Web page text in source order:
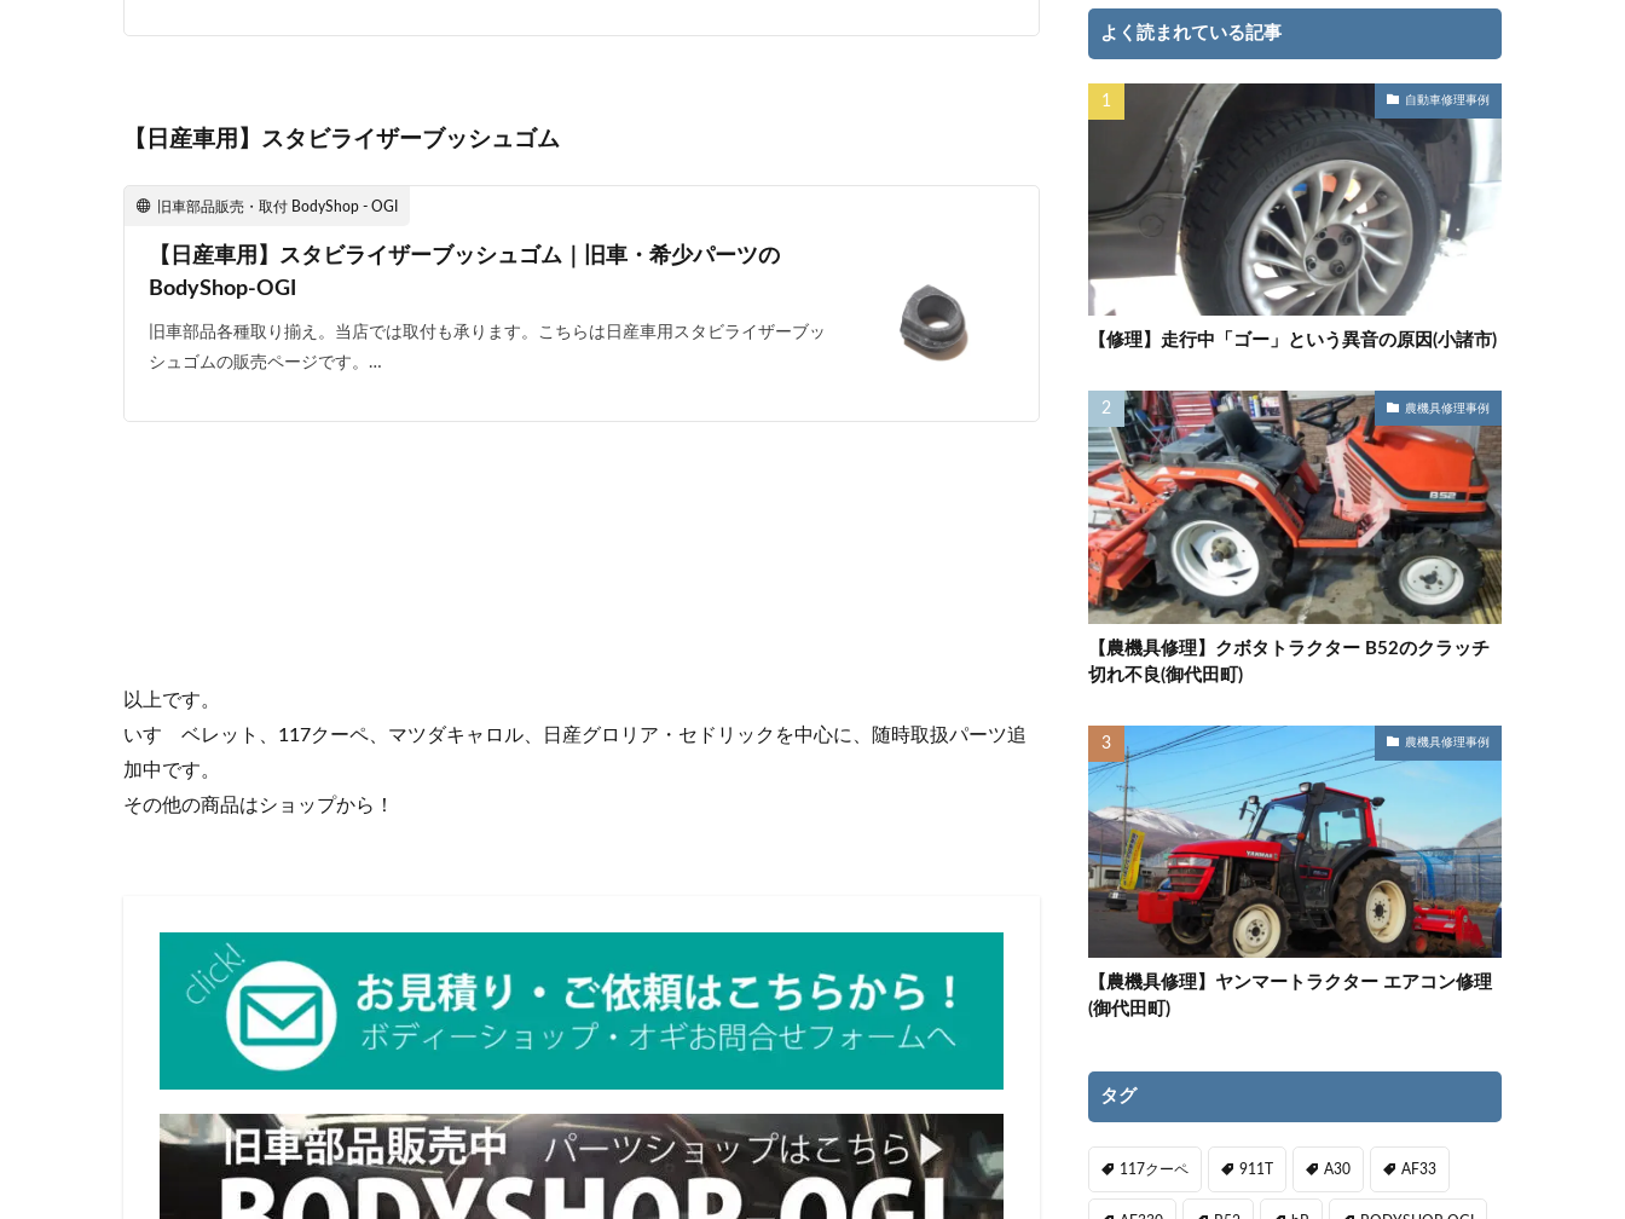
【日産車用】スタビライザーブッシュゴム
旧車部品販売・取付 BodyShop - OGI
【日産車用】スタビライザーブッシュゴム｜旧車・希少パーツの
BodyShop-OGI
旧車部品各種取り揃え。当店では取付も承ります。こちらは日産車用スタビライザーブッ
シュゴムの販売ページです。…
以上です。
いすゞベレット、117クーペ、マツダキャロル、日産グロリア・セドリックを中心に、随時取扱パーツ追
加中です。
その他の商品はショップから！
よく読まれている記事
自動車修理事例
【修理】走行中「ゴー」という異音の原因(小諸市)
農機具修理事例
【農機具修理】クボタトラクター B52のクラッチ
切れ不良(御代田町)
農機具修理事例
【農機具修理】ヤンマートラクター エアコン修理
(御代田町)
タグ
117クーペ 911T A30 AF33